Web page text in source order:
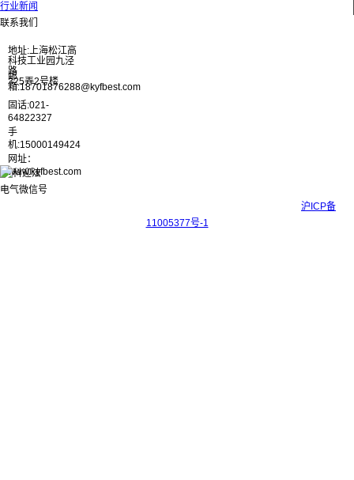
行业新闻
联系我们
地址:上海松江高
科技工业园九泾
路
325弄2号楼
邮
箱:18701876288@kyfbest.com
固话:021-
64822327
手
机:15000149424
网址：
www.kyfbest.com
沪ICP备
11005377号-1